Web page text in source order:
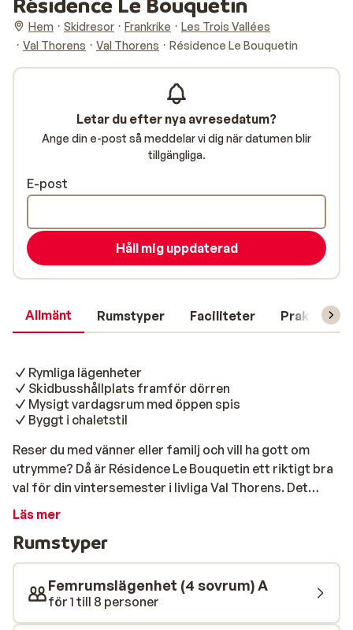
Hem Skidresor Frankrike
Les Trois Vallées
Val Thorens
Val Thorens Résidence Le Bouquetin
Allmänt Rumstyper Faciliteter Praktisk
Rymliga lägenheter
Skidbusshållplats framför dörren
Mysigt vardagsrum med öppen spis
Byggt i chaletstil
Reser du med vänner eller familj och vill ha gott om
utrymme? Då är Résidence Le Bouquetin ett riktigt bra
val för din vintersemester i livliga Val Thorens. Det
charmiga komplexet är byggt helt i traditionell
och smakfullt inredda lägenheter. Perfekt för er som
vill umgås, laga mat tillsammans – och ha en riktigt
härlig bas efter dagens äventyr i backarna.
Vardagsrummet har en öppen spis som värmer skönt
efter en dag ute i snön, och terrassen är en skön plats
Läs mer
Rumstyper
Femrumslägenhet (4 sovrum) A
för 1 till 8 personer
Letar du efter nya avresedatum?
Ange din e-post så meddelar vi dig när datumen blir
tillgängliga.
E-post
Håll mig uppdaterad